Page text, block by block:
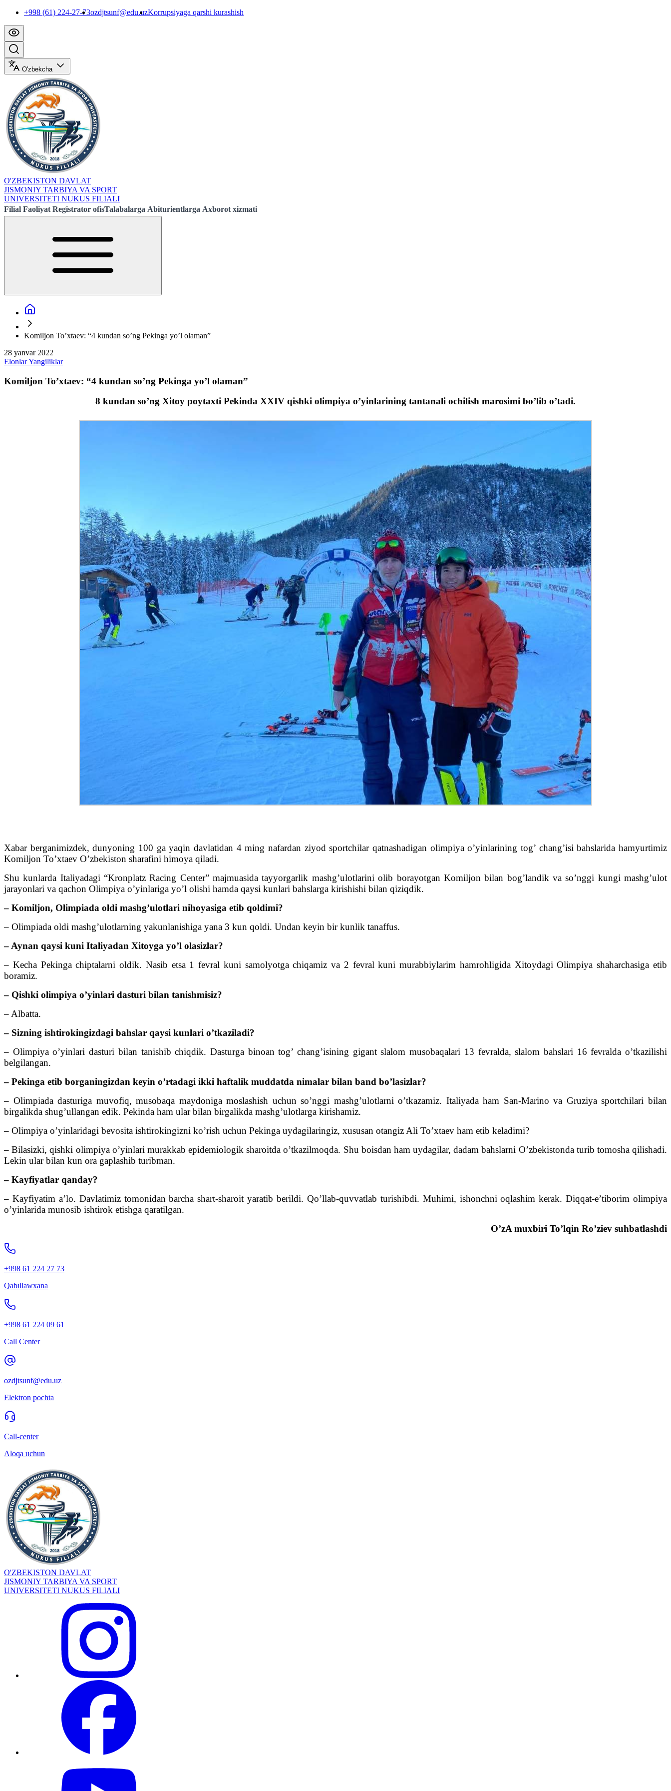
+998 (61) 224-27-73ozdjtsunf@edu.uzKorrupsiyaga qarshi kurashish
O'zbekcha
O'ZBEKISTON DAVLAT
JISMONIY TARBIYA VA SPORT
UNIVERSITETI NUKUS FILIALI
Filial Faoliyat Registrator ofisTalabalarga Abiturientlarga Axborot xizmati
Komiljon To’xtaev: “4 kundan so’ng Pekinga yo’l olaman”
28 yanvar 2022
ElonlarYangiliklar
Komiljon To’xtaev: “4 kundan so’ng Pekinga yo’l olaman”
8 kundan so’ng Xitoy poytaxti Pekinda XXIV qishki olimpiya o’yinlarining tantanali ochilish marosimi bo’lib o’tadi.
Xabar berganimizdek, dunyoning 100 ga yaqin davlatidan 4 ming nafardan ziyod sportchilar qatnashadigan olimpiya o’yinlarining tog’ chang’isi bahslarida hamyurtimiz
Komiljon To’xtaev O’zbekiston sharafini himoya qiladi.
Shu kunlarda Italiyadagi “Kronplatz Racing Center” majmuasida tayyorgarlik mashg’ulotlarini olib borayotgan Komiljon bilan bog’landik va so’nggi kungi mashg’ulot
jarayonlari va qachon Olimpiya o’yinlariga yo’l olishi hamda qaysi kunlari bahslarga kirishishi bilan qiziqdik.
– Komiljon, Olimpiada oldi mashg’ulotlari nihoyasiga etib qoldimi?
– Olimpiada oldi mashg’ulotlarning yakunlanishiga yana 3 kun qoldi. Undan keyin bir kunlik tanaffus.
– Aynan qaysi kuni Italiyadan Xitoyga yo’l olasizlar?
– Kecha Pekinga chiptalarni oldik. Nasib etsa 1 fevral kuni samolyotga chiqamiz va 2 fevral kuni murabbiylarim hamrohligida Xitoydagi Olimpiya shaharchasiga etib
boramiz.
– Qishki olimpiya o’yinlari dasturi bilan tanishmisiz?
– Albatta.
– Sizning ishtirokingizdagi bahslar qaysi kunlari o’tkaziladi?
– Olimpiya o’yinlari dasturi bilan tanishib chiqdik. Dasturga binoan tog’ chang’isining gigant slalom musobaqalari 13 fevralda, slalom bahslari 16 fevralda o’tkazilishi
belgilangan.
– Pekinga etib borganingizdan keyin o’rtadagi ikki haftalik muddatda nimalar bilan band bo’lasizlar?
– Olimpiada dasturiga muvofiq, musobaqa maydoniga moslashish uchun so’nggi mashg’ulotlarni o’tkazamiz. Italiyada ham San-Marino va Gruziya sportchilari bilan
birgalikda shug’ullangan edik. Pekinda ham ular bilan birgalikda mashg’ulotlarga kirishamiz.
– Olimpiya o’yinlaridagi bevosita ishtirokingizni ko’rish uchun Pekinga uydagilaringiz, xususan otangiz Ali To’xtaev ham etib keladimi?
– Bilasizki, qishki olimpiya o’yinlari murakkab epidemiologik sharoitda o’tkazilmoqda. Shu boisdan ham uydagilar, dadam bahslarni O’zbekistonda turib tomosha qilishadi.
Lekin ular bilan kun ora gaplashib turibman.
– Kayfiyatlar qanday?
– Kayfiyatim a’lo. Davlatimiz tomonidan barcha shart-sharoit yaratib berildi. Qo’llab-quvvatlab turishibdi. Muhimi, ishonchni oqlashim kerak. Diqqat-e’tiborim olimpiya
o’yinlarida munosib ishtirok etishga qaratilgan.
O’zA muxbiri To’lqin Ro’ziev suhbatlashdi
+998 61 224 27 73
Qabıllawxana
+998 61 224 09 61
Call Center
ozdjtsunf@edu.uz
Elektron pochta
Call-center
Aloqa uchun
O'ZBEKISTON DAVLAT
JISMONIY TARBIYA VA SPORT
UNIVERSITETI NUKUS FILIALI